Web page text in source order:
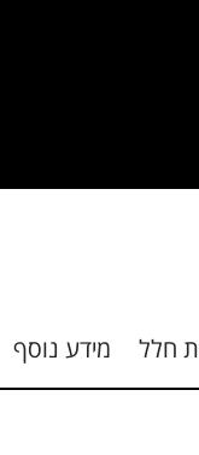
חלל מידע נוסף